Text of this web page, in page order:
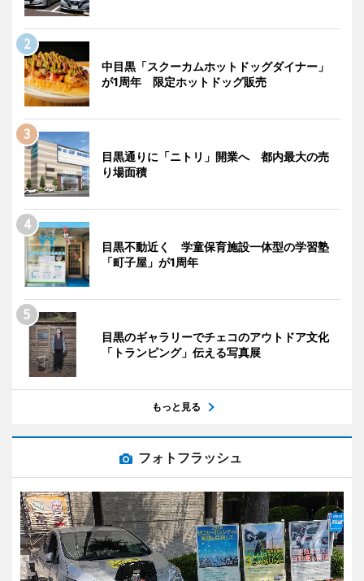
中目黒「スクーカムホットドッグダイナー」
が1周年 限定ホットドッグ販売
目黒通りに「ニトリ」開業へ 都内最大の売
り場面積
目黒不動近く 学童保育施設一体型の学習塾
「町子屋」が1周年
目黒のギャラリーでチェコのアウトドア文化
「トランピング」伝える写真展
もっと見る
フォトフラッシュ